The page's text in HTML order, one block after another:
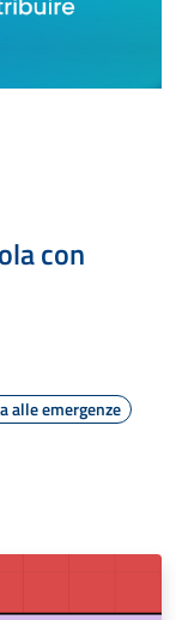
con
alle emergenze